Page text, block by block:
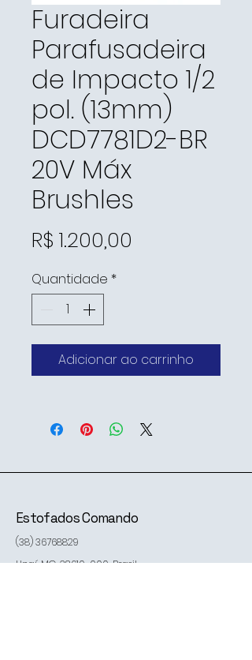
Furadeira
Parafusadeira
de Impacto 1/2
pol. (13mm)
DCD7781D2-BR
20V Máx
Brushles
R$ 1.200,00
Quantidade *
Adicionar ao carrinho
Estofados Comando
(38) 36768829
Unaí, MG,38610-000, Brasil